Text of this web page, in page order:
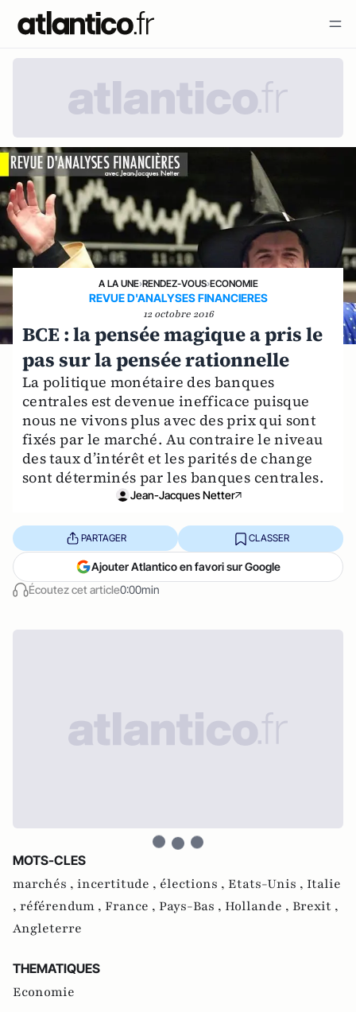
A LA UNE›RENDEZ-VOUS›ECONOMIE
REVUE D'ANALYSES FINANCIERES
12 octobre 2016
BCE : la pensée magique a pris le
pas sur la pensée rationnelle
La politique monétaire des banques
centrales est devenue inefficace puisque
nous ne vivons plus avec des prix qui sont
fixés par le marché. Au contraire le niveau
des taux d’intérêt et les parités de change
sont déterminés par les banques centrales.
Jean-Jacques Netter
Écoutez cet article0:00min
PARTAGER CLASSER
Ajouter Atlantico en favori sur Google
MOTS-CLES
marchés , incertitude , élections , Etats-Unis , Italie
, référendum , France , Pays-Bas , Hollande , Brexit ,
Angleterre
THEMATIQUES
Economie